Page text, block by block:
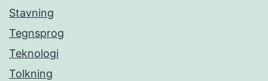
Stavning
Tegnsprog
Teknologi
Tolkning